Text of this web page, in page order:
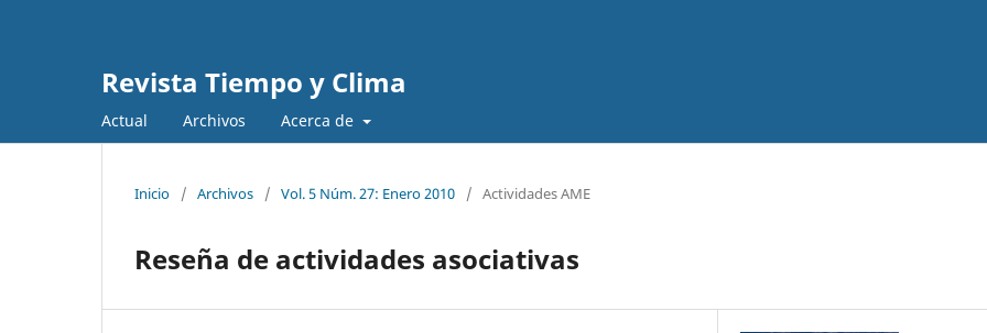
Revista Tiempo y Clima
Actual Archivos Acerca de
Inicio / Archivos / Vol. 5 Núm. 27: Enero 2010 / Actividades AME
Reseña de actividades asociativas